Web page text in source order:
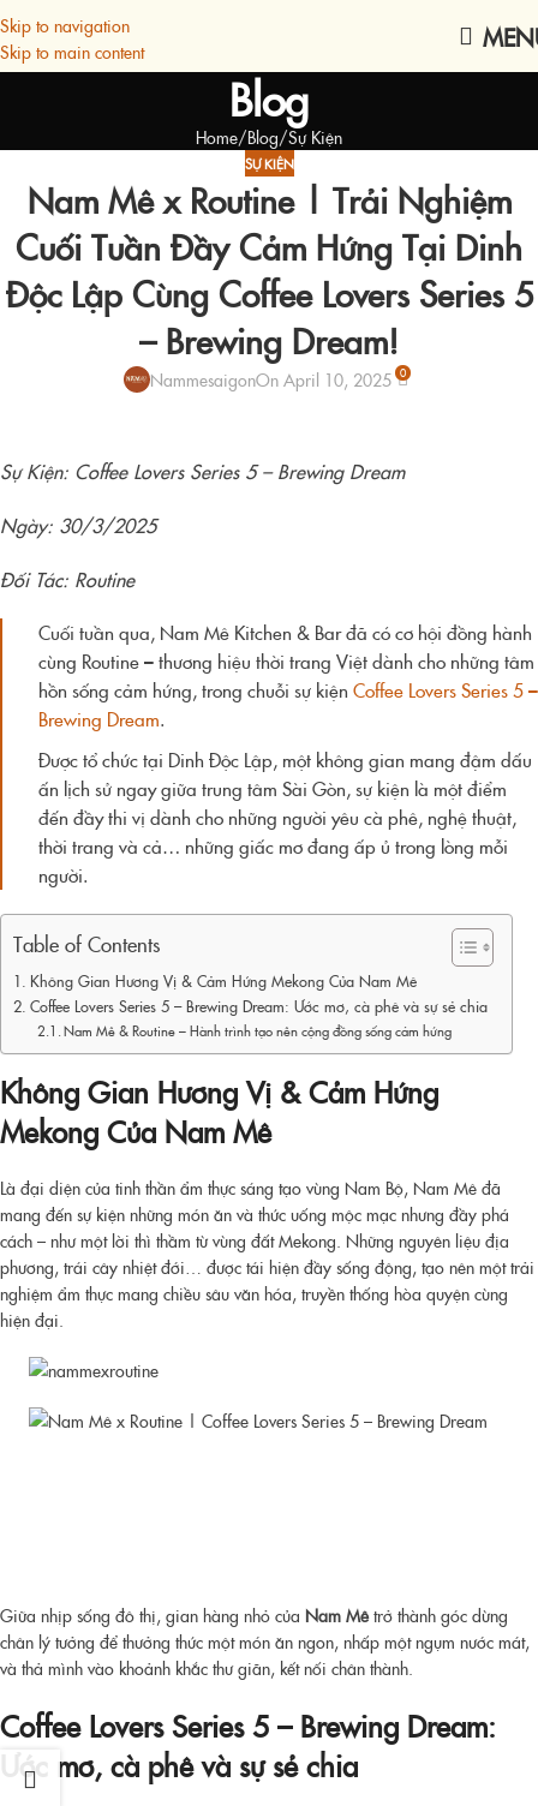
Skip to navigation
Skip to main content
Blog
Home Blog Sự Kiện
SỰ KIỆN
Nam Mê x Routine | Trải Nghiệm
Cuối Tuần Đầy Cảm Hứng Tại Dinh
Độc Lập Cùng Coffee Lovers Series 5
– Brewing Dream!
NammesaigonOn April 10, 2025 0
Sự Kiện: Coffee Lovers Series 5 – Brewing Dream
Ngày: 30/3/2025
Đối Tác: Routine
Cuối tuần qua, Nam Mê Kitchen & Bar đã có cơ hội đồng hành
cùng Routine – thương hiệu thời trang Việt dành cho những tâm
hồn sống cảm hứng, trong chuỗi sự kiện Coffee Lovers Series 5 –
Brewing Dream.
Được tổ chức tại Dinh Độc Lập, một không gian mang đậm dấu
ấn lịch sử ngay giữa trung tâm Sài Gòn, sự kiện là một điểm
đến đầy thi vị dành cho những người yêu cà phê, nghệ thuật,
thời trang và cả… những giấc mơ đang ấp ủ trong lòng mỗi
người.
Table of Contents
Không Gian Hương Vị & Cảm Hứng Mekong Của Nam Mê
Coffee Lovers Series 5 – Brewing Dream: Ước mơ, cà phê và sự sẻ chia
Nam Mê & Routine – Hành trình tạo nên cộng đồng sống cảm hứng
Không Gian Hương Vị & Cảm Hứng
Mekong Của Nam Mê
Là đại diện của tinh thần ẩm thực sáng tạo vùng Nam Bộ, Nam Mê đã
mang đến sự kiện những món ăn và thức uống mộc mạc nhưng đầy phá
cách – như một lời thì thầm từ vùng đất Mekong. Những nguyên liệu địa
phương, trái cây nhiệt đới… được tái hiện đầy sống động, tạo nên một trải
nghiệm ẩm thực mang chiều sâu văn hóa, truyền thống hòa quyện cùng
hiện đại.
Giữa nhịp sống đô thị, gian hàng nhỏ của Nam Mêtrở thành góc dừng
chân lý tưởng để thưởng thức một món ăn ngon, nhấp một ngụm nước mát,
và thả mình vào khoảnh khắc thư giãn, kết nối chân thành.
Coffee Lovers Series 5 – Brewing Dream:
Ước mơ, cà phê và sự sẻ chia